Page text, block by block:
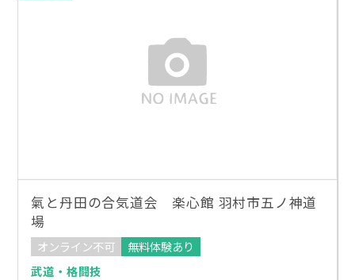
氣と丹田の合気道会 楽心館 羽村市五ノ神道
場
オンライン不可
無料体験あり
武道・格闘技